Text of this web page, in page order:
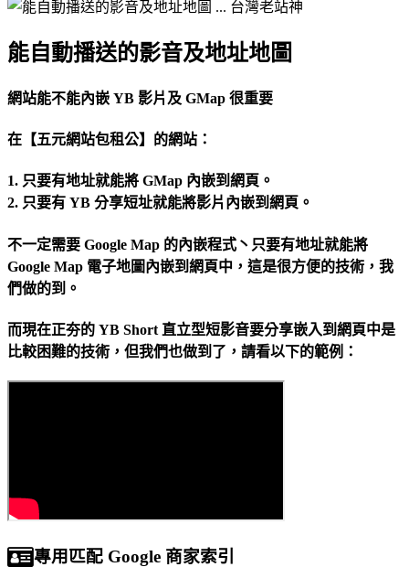
能自動播送的影音及地址地圖
網站能不能內嵌 YB 影片及 GMap 很重要
在【五元網站包租公】的網站：
1. 只要有地址就能將 GMap 內嵌到網頁。
2. 只要有 YB 分享短址就能將影片內嵌到網頁。
不一定需要 Google Map 的內嵌程式丶只要有地址就能將
Google Map 電子地圖內嵌到網頁中，這是很方便的技術，我
們做的到。
而現在正夯的 YB Short 直立型短影音要分享嵌入到網頁中是
比較困難的技術，但我們也做到了，請看以下的範例：
專用匹配 Google 商家索引